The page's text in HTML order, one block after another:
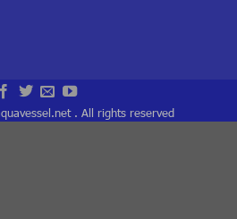
. All rights reserved